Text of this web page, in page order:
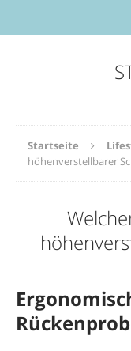
Startseite
höhenverstellbarer